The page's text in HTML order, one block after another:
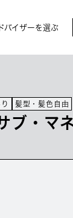
バイザーを選ぶ
髪型・髪色自由
・マ